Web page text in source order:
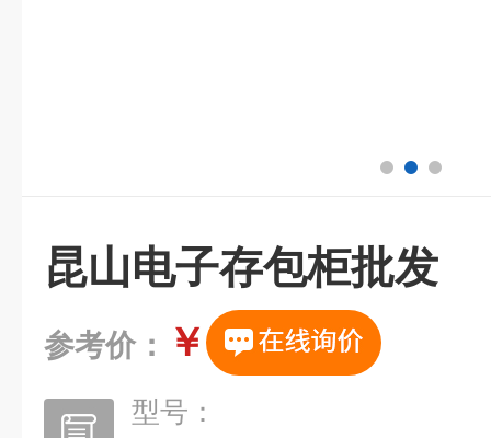
昆山电子存包柜批发
参考价： ￥
型号：